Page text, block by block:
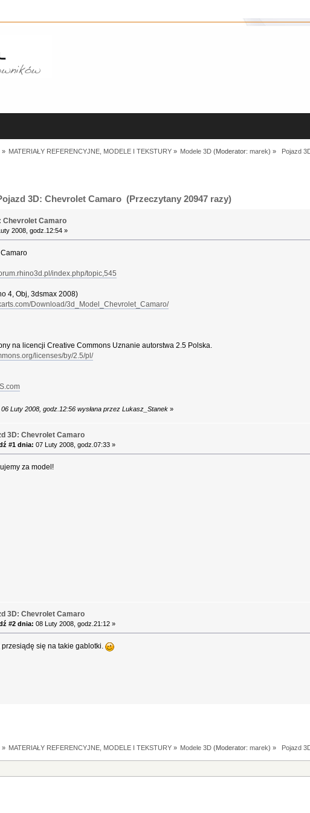
» MATERIAŁY REFERENCYJNE, MODELE I TEKSTURY » Modele 3D (Moderator:marek) » Pojazd
3D: Chevrolet Camaro (Przeczytany 20947 razy)
Chevrolet Camaro
2008, godz.12:54 »
index.php/topic,545
4, Obj, 3dsmax 2008)
Download/3d_Model_Chevrolet_Camaro/
na licencji Creative Commons Uznanie autorstwa 2.5 Polska.
licenses/by/2.5/pl/
Luty 2008, godz.12:56 wysłana przez Lukasz_Stanek »
3D: Chevrolet Camaro
#1 dnia: 07 Luty 2008, godz.07:33 »
za model!
3D: Chevrolet Camaro
#2 dnia: 08 Luty 2008, godz.21:12 »
przesiądę się na takie gablotki.
» MATERIAŁY REFERENCYJNE, MODELE I TEKSTURY » Modele 3D (Moderator:marek) » Pojazd